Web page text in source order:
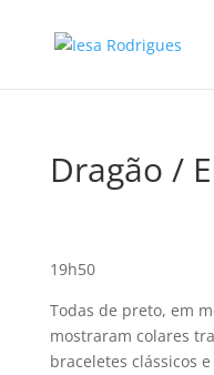
Dragão /
19h50
Todas de preto, em
mostraram colares
braceletes clássicos